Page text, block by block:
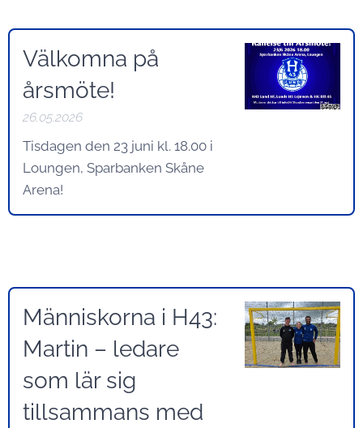
Välkomna på
årsmöte!
26.05.2026
Tisdagen den 23 juni kl. 18.00 i
Loungen, Sparbanken Skåne
Arena!
Människorna i H43:
Martin – ledare
som lär sig
tillsammans med